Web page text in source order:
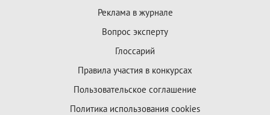
Реклама в журнале
Вопрос эксперту
Глоссарий
Правила участия в конкурсах
Пользовательское соглашение
Политика использования cookies